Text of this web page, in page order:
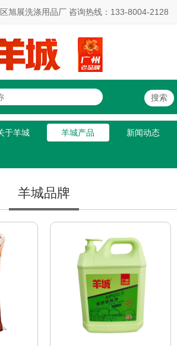
旭展洗涤用品厂 咨询热线：133-8004-2128
于羊城 羊城产品 新闻动态
羊城品牌